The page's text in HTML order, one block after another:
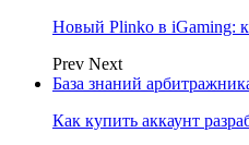
Новый Plinko в iGaming:
Prev Next
База знаний
Как купить аккаунт